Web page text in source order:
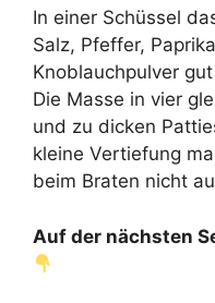
In einer Schüssel
Salz, Pfeffer,
Knoblauchpulver
Die Masse in vier
und zu dicken
kleine Vertiefung
beim Braten nicht
Auf der nächsten